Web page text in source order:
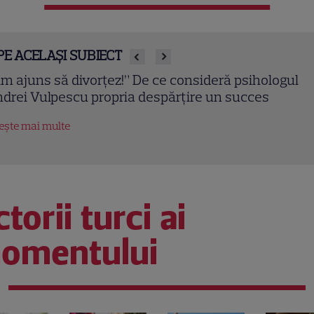
ACELAȘI SUBIECT
Pavel nu ia vacanță! Realizatoarea emisiunii „Apel
pregătește un nou sezon intens la Kanal
mai multe
turci ai